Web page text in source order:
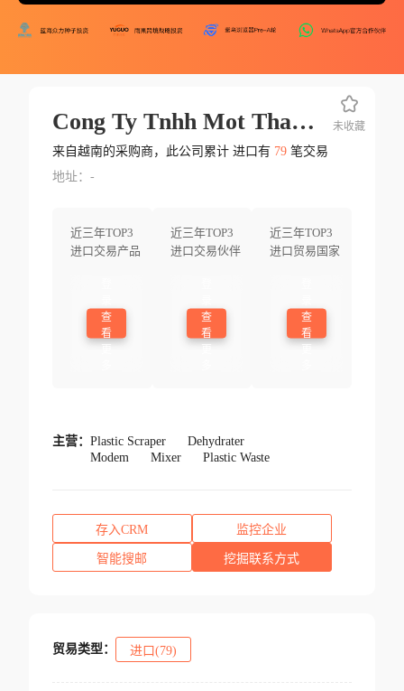
Cong Ty Tnhh Mot Thanh Vien Thuy Tu
来自越南的采购商，此公司累计 进口有 79笔交易
地址：-
近三年TOP3
进口交易产品
查
看
近三年TOP3
进口交易伙伴
查
看
近三年TOP3
进口贸易国家
查
看
未收藏
主营： Plastic Scraper
Dehydrater
Modem
Mixer Plastic Waste
存入CRM 监控企业
智能搜邮 挖掘联系方式
贸易类型： 进口(79)